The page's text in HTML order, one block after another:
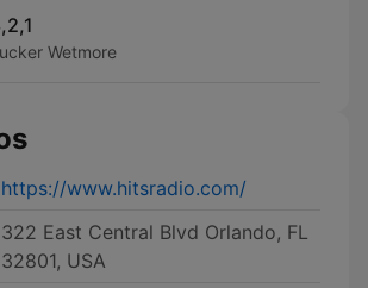
Wetmore
https://www.hitsradio.com/
322 East Central Blvd Orlando, FL
32801, USA